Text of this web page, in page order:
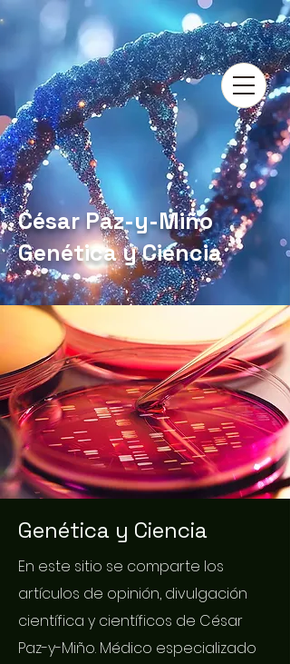
César Paz-y-Miño
Genética y Ciencia
Genética y Ciencia
En este sitio se comparte los
artículos de opinión, divulgación
científica y científicos de César
Paz-y-Miño. Médico especializado